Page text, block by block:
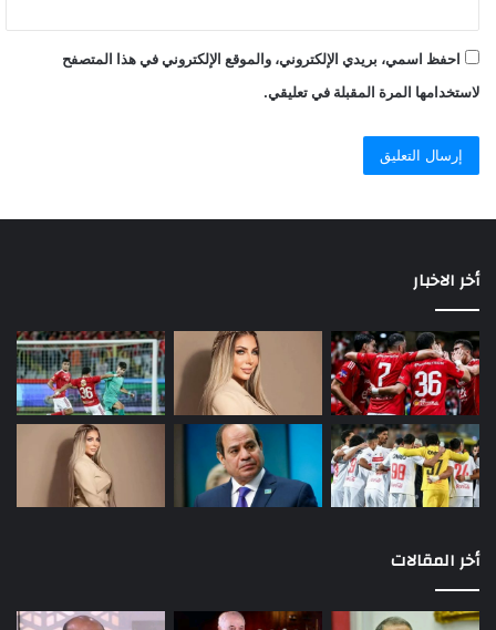
احفظ اسمي، بريدي الإلكتروني، والموقع الإلكتروني في هذا المتصفح
لاستخدامها المرة المقبلة في تعليقي.
أخر الاخبار
أخر المقالات